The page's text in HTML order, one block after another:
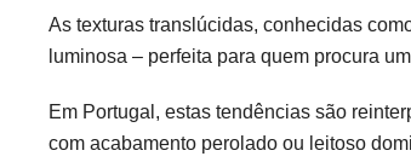
As texturas translúcidas, conhecidas
luminosa – perfeita para quem procura
Em Portugal, estas tendências são
com acabamento perolado ou leitoso